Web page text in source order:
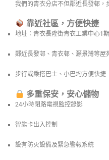
我們的青衣分店不但鄰近長發邨，
靠近社區，方便快捷
地址：青衣長隆街青衣工業中心1
鄰近長發邨、青衣邨、灝景灣等屋
步行或乘搭巴士、小巴均方便快捷
多重保安，安心儲物
24小時閉路電視監控錄影
智能卡出入控制
設有防火設備及緊急警報系統